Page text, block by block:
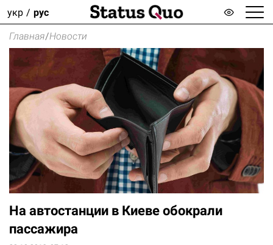
укр рус
Главная/Новости
На автостанции в Киеве обокрали
пассажира